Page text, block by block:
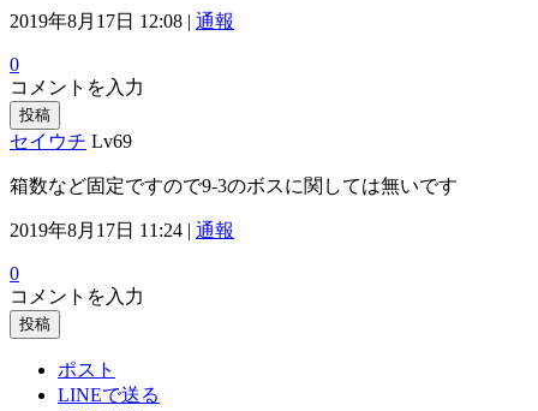
2019年8月17日 12:08 | 通報
0
コメントを入力
投稿
セイウチ Lv69
箱数など固定ですので9-3のボスに関しては無いです
2019年8月17日 11:24 | 通報
0
コメントを入力
投稿
ポスト
LINEで送る